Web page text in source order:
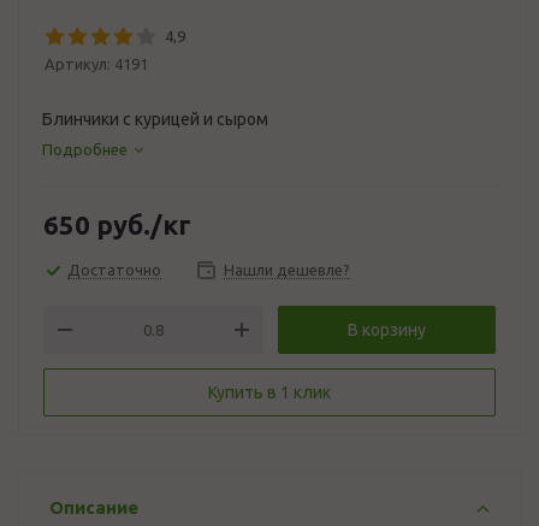
4,9
Артикул: 4191
Блинчики с курицей и сыром
Подробнее
650 руб./кг
Достаточно Нашли дешевле?
В корзину
Купить в 1 клик
Описание